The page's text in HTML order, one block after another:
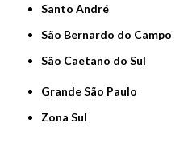
Santo André
São Bernardo do Campo
São Caetano do Sul
Grande São Paulo
Zona Sul